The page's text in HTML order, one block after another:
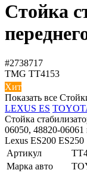
Стойка
#2738717
TMG TT4153
Хит
Показать все
LEXUS ES
Стойка
06050, 48820-
Lexus ES200
Артикул
Марка авто